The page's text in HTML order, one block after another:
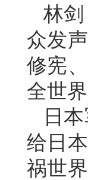
林
众发
修宪
全世
日
给日
祸世